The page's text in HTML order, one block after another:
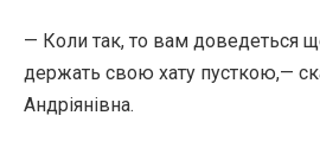
— Коли так, то вам доведеться
держать свою хату пусткою,—
Андріянівна.